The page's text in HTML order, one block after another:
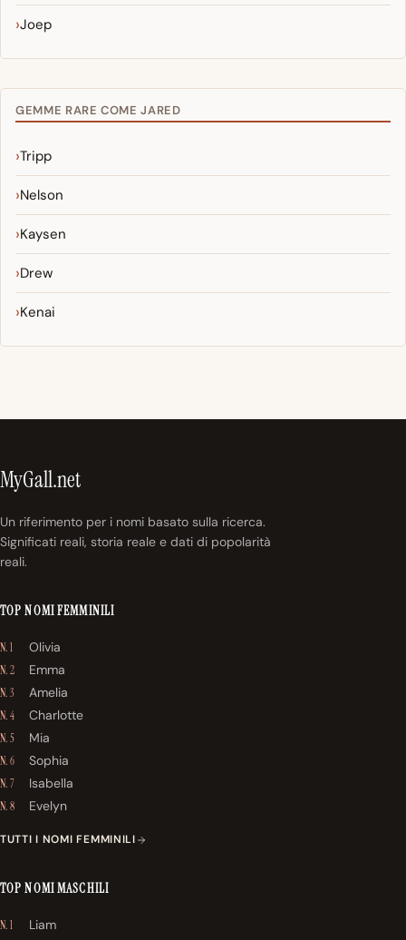
Joep
GEMME RARE COME JARED
Tripp
Nelson
Kaysen
Drew
Kenai
MyGall.net
Un riferimento per i nomi basato sulla ricerca.
Significati reali, storia reale e dati di popolarità
reali.
TOP NOMI FEMMINILI
N. 1 Olivia
N. 2 Emma
N. 3 Amelia
N. 4 Charlotte
N. 5 Mia
N. 6 Sophia
N. 7 Isabella
N. 8 Evelyn
TUTTI I NOMI FEMMINILI
TOP NOMI MASCHILI
N. 1 Liam